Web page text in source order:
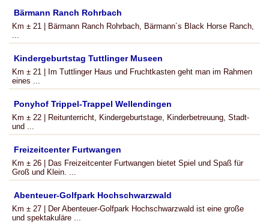
Bärmann Ranch Rohrbach
Km ± 21 | Bärmann Ranch Rohrbach, Bärmann´s Black Horse Ranch,
...
Kindergeburtstag Tuttlinger Museen
Km ± 21 | Im Tuttlinger Haus und Fruchtkasten geht man im Rahmen
eines ...
Ponyhof Trippel-Trappel Wellendingen
Km ± 22 | Reitunterricht, Kindergeburtstage, Kinderbetreuung, Stadt-
und ...
Freizeitcenter Furtwangen
Km ± 26 | Das Freizeitcenter Furtwangen bietet Spiel und Spaß für
Groß und Klein. ...
Abenteuer-Golfpark Hochschwarzwald
Km ± 27 | Der Abenteuer-Golfpark Hochschwarzwald ist eine große
und spektakuläre ...